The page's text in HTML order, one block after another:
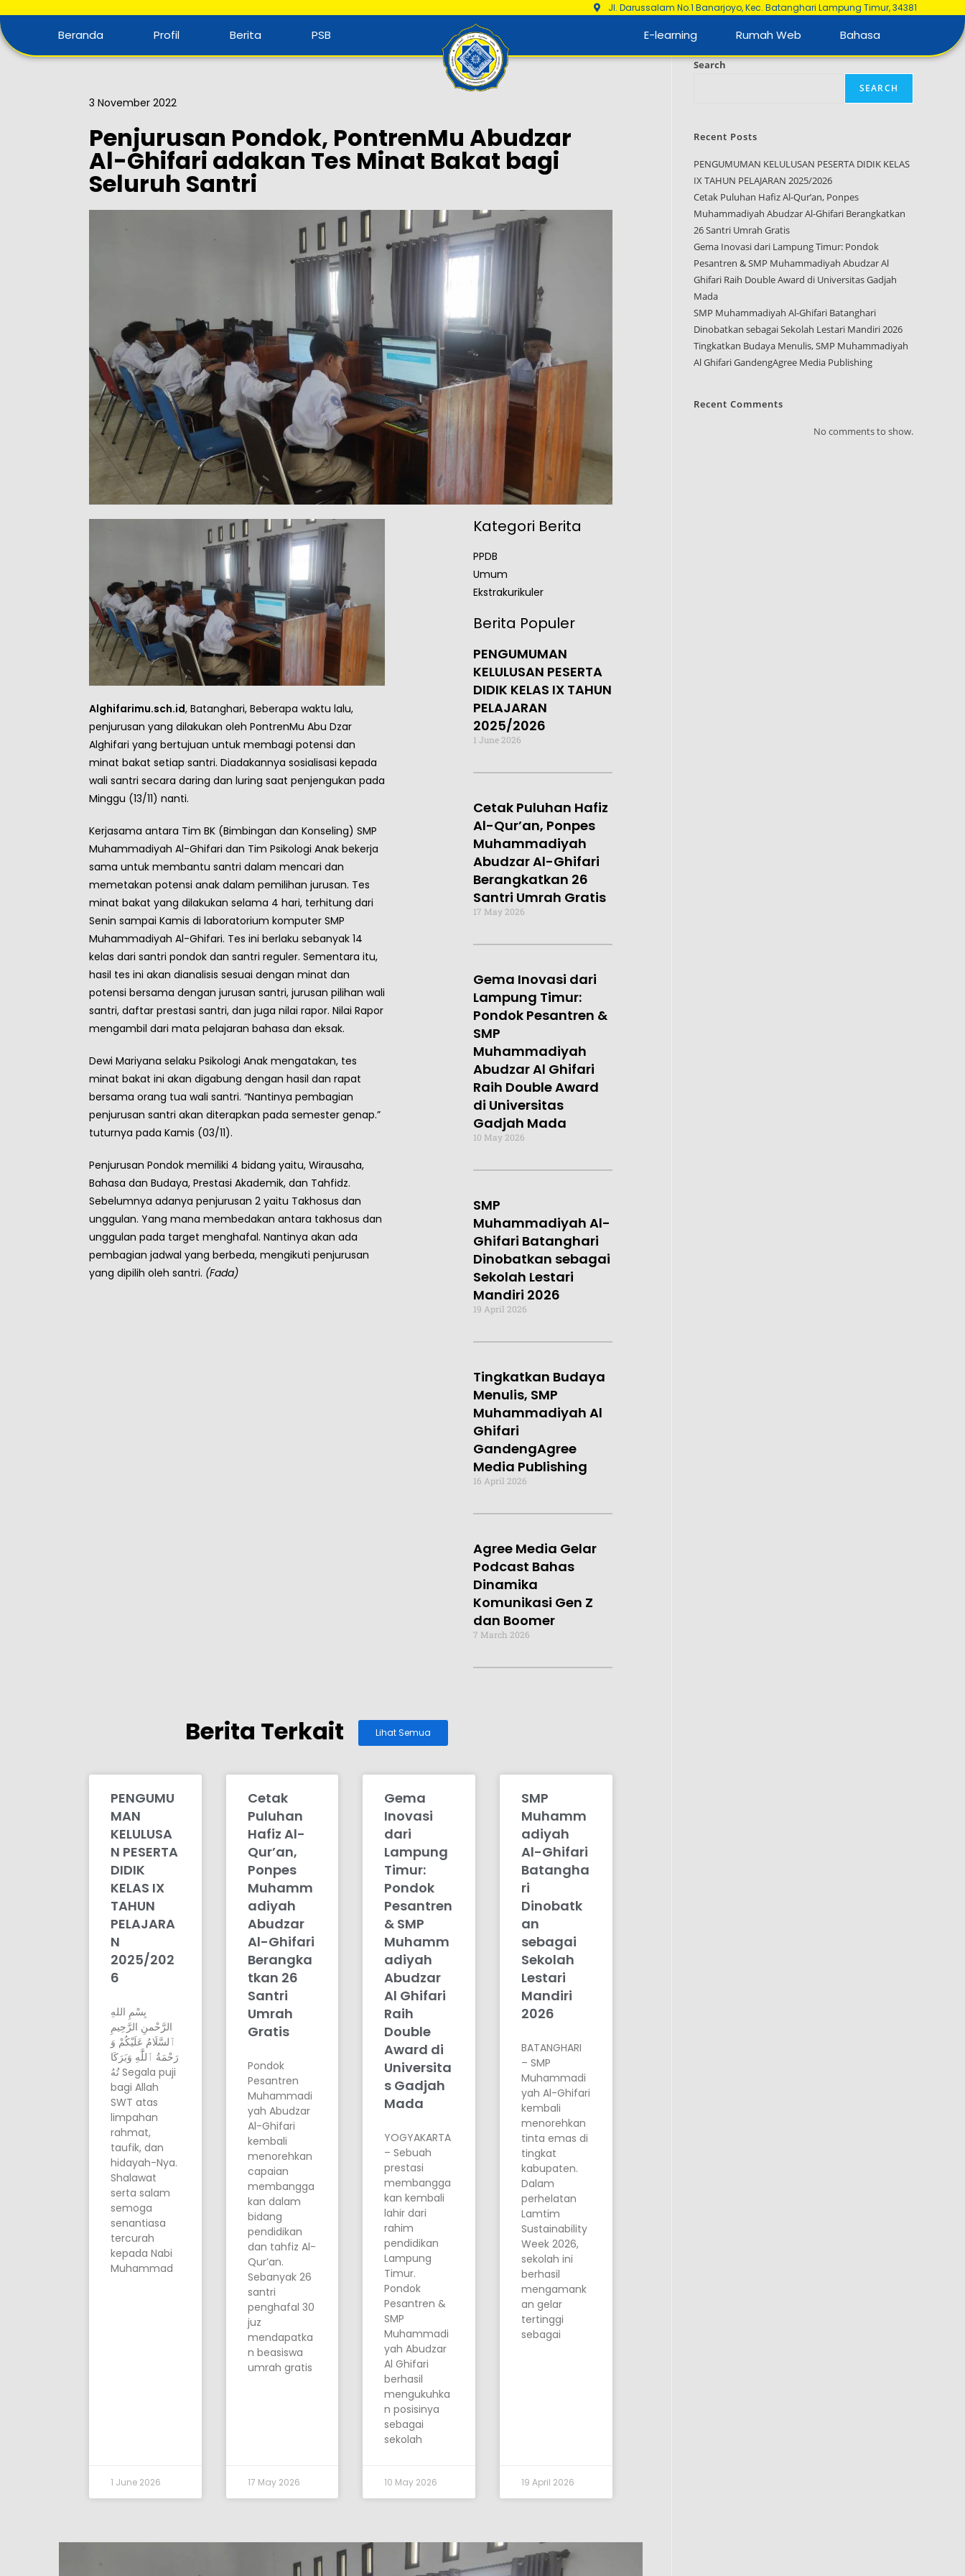
Jl. Darussalam No.1 Banarjoyo, Kec. Batanghari Lampung Timur, 34381
Beranda Profil Berita PSB E-learning Rumah Web Bahasa
3 November 2022
Penjurusan Pondok, PontrenMu Abudzar
Al-Ghifari adakan Tes Minat Bakat bagi
Seluruh Santri
Alghifarimu.sch.id, Batanghari, Beberapa waktu lalu,
penjurusan yang dilakukan oleh PontrenMu Abu Dzar
Alghifari yang bertujuan untuk membagi potensi dan
minat bakat setiap santri. Diadakannya sosialisasi kepada
wali santri secara daring dan luring saat penjengukan pada
Minggu (13/11) nanti.
Kerjasama antara Tim BK (Bimbingan dan Konseling) SMP
Muhammadiyah Al-Ghifari dan Tim Psikologi Anak bekerja
sama untuk membantu santri dalam mencari dan
memetakan potensi anak dalam pemilihan jurusan. Tes
minat bakat yang dilakukan selama 4 hari, terhitung dari
Senin sampai Kamis di laboratorium komputer SMP
Muhammadiyah Al-Ghifari. Tes ini berlaku sebanyak 14
kelas dari santri pondok dan santri reguler. Sementara itu,
hasil tes ini akan dianalisis sesuai dengan minat dan
potensi bersama dengan jurusan santri, jurusan pilihan wali
santri, daftar prestasi santri, dan juga nilai rapor. Nilai Rapor
mengambil dari mata pelajaran bahasa dan eksak.
Dewi Mariyana selaku Psikologi Anak mengatakan, tes
minat bakat ini akan digabung dengan hasil dan rapat
bersama orang tua wali santri. “Nantinya pembagian
penjurusan santri akan diterapkan pada semester genap.”
tuturnya pada Kamis (03/11).
Penjurusan Pondok memiliki 4 bidang yaitu, Wirausaha,
Bahasa dan Budaya, Prestasi Akademik, dan Tahfidz.
Sebelumnya adanya penjurusan 2 yaitu Takhosus dan
unggulan. Yang mana membedakan antara takhosus dan
unggulan pada target menghafal. Nantinya akan ada
pembagian jadwal yang berbeda, mengikuti penjurusan
yang dipilih oleh santri. (Fada)
Kategori Berita
PPDB
Umum
Ekstrakurikuler
Berita Populer
PENGUMUMAN
KELULUSAN PESERTA
DIDIK KELAS IX TAHUN
PELAJARAN
2025/2026
1 June 2026
Cetak Puluhan Hafiz
Al-Qur’an, Ponpes
Muhammadiyah
Abudzar Al-Ghifari
Berangkatkan 26
Santri Umrah Gratis
17 May 2026
Gema Inovasi dari
Lampung Timur:
Pondok Pesantren &
SMP
Muhammadiyah
Abudzar Al Ghifari
Raih Double Award
di Universitas
Gadjah Mada
10 May 2026
SMP
Muhammadiyah Al-
Ghifari Batanghari
Dinobatkan sebagai
Sekolah Lestari
Mandiri 2026
19 April 2026
Tingkatkan Budaya
Menulis, SMP
Muhammadiyah Al
Ghifari
GandengAgree
Media Publishing
16 April 2026
Agree Media Gelar
Podcast Bahas
Dinamika
Komunikasi Gen Z
dan Boomer
7 March 2026
Berita Terkait Lihat Semua
PENGUMU
MAN
KELULUSA
N PESERTA
DIDIK
KELAS IX
TAHUN
PELAJARA
N
2025/202
6
بِسْمِ اللهِ
الرَّحْمنِ الرَّحِيمِ
ٱلسَّلَامُ عَلَيْكُمْ وَ
رَحْمَةُ ٱللَّٰهِ وَبَرَكَا
تُهُ Segala puji
bagi Allah
SWT atas
limpahan
rahmat,
taufik, dan
hidayah-Nya.
Shalawat
serta salam
semoga
senantiasa
tercurah
kepada Nabi
Muhammad
1 June 2026
Cetak
Puluhan
Hafiz Al-
Qur’an,
Ponpes
Muhamm
adiyah
Abudzar
Al-Ghifari
Berangka
tkan 26
Santri
Umrah
Gratis
Pondok
Pesantren
Muhammadi
yah Abudzar
Al-Ghifari
kembali
menorehkan
capaian
membangga
kan dalam
bidang
pendidikan
dan tahfiz Al-
Qur’an.
Sebanyak 26
santri
penghafal 30
juz
mendapatka
n beasiswa
umrah gratis
17 May 2026
Gema
Inovasi
dari
Lampung
Timur:
Pondok
Pesantren
& SMP
Muhamm
adiyah
Abudzar
Al Ghifari
Raih
Double
Award di
Universita
s Gadjah
Mada
YOGYAKARTA
– Sebuah
prestasi
membangga
kan kembali
lahir dari
rahim
pendidikan
Lampung
Timur.
Pondok
Pesantren &
SMP
Muhammadi
yah Abudzar
Al Ghifari
berhasil
mengukuhka
n posisinya
sebagai
sekolah
10 May 2026
SMP
Muhamm
adiyah
Al-Ghifari
Batangha
ri
Dinobatk
an
sebagai
Sekolah
Lestari
Mandiri
2026
BATANGHARI
– SMP
Muhammadi
yah Al-Ghifari
kembali
menorehkan
tinta emas di
tingkat
kabupaten.
Dalam
perhelatan
Lamtim
Sustainability
Week 2026,
sekolah ini
berhasil
mengamank
an gelar
tertinggi
sebagai
19 April 2026
Search
SEARCH
Recent Posts
PENGUMUMAN KELULUSAN PESERTA DIDIK KELAS
IX TAHUN PELAJARAN 2025/2026
Cetak Puluhan Hafiz Al-Qur’an, Ponpes
Muhammadiyah Abudzar Al-Ghifari Berangkatkan
26 Santri Umrah Gratis
Gema Inovasi dari Lampung Timur: Pondok
Pesantren & SMP Muhammadiyah Abudzar Al
Ghifari Raih Double Award di Universitas Gadjah
Mada
SMP Muhammadiyah Al-Ghifari Batanghari
Dinobatkan sebagai Sekolah Lestari Mandiri 2026
Tingkatkan Budaya Menulis, SMP Muhammadiyah
Al Ghifari GandengAgree Media Publishing
Recent Comments
No comments to show.